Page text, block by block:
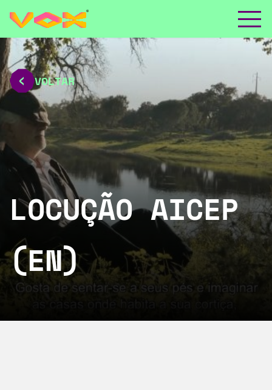
VOLTAR
LOCUÇÃO AICEP
(EN)